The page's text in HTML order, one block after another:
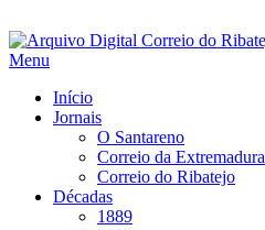
Saltar
para
Menu
Início
Jornais
O Santareno
Correio da Extremadura
Correio do Ribatejo
Décadas
1889